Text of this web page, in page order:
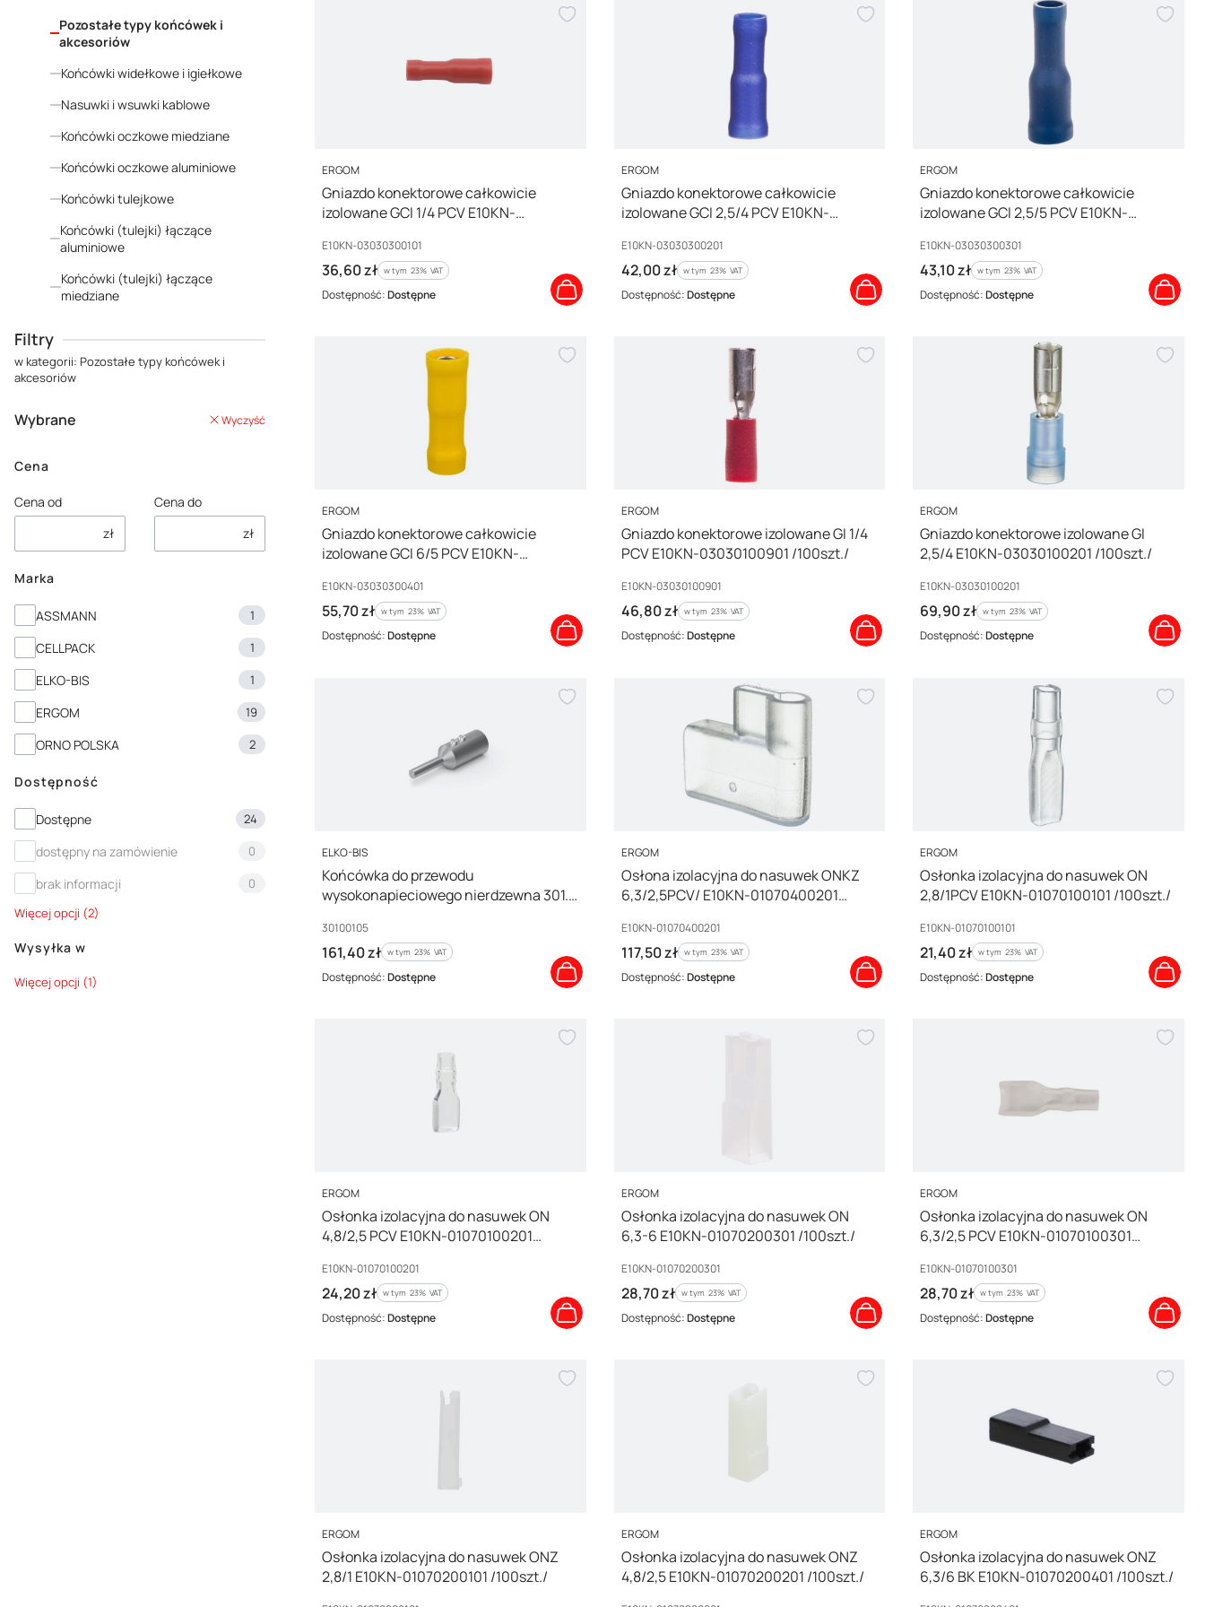
Pozostałe typy końcówek i
akcesoriów
Końcówki widełkowe i igiełkowe
Nasuwki i wsuwki kablowe
Końcówki oczkowe miedziane
Końcówki oczkowe aluminiowe
Końcówki tulejkowe
Końcówki (tulejki) łączące
aluminiowe
Końcówki (tulejki) łączące
miedziane
Filtry
w kategorii: Pozostałe typy końcówek i
akcesoriów
Wybrane Wyczyść
Cena
Cena od
zł
Cena do
zł
Marka
Marka
ASSMANN 1
CELLPACK 1
ELKO-BIS 1
ERGOM 19
ORNO POLSKA 2
Dostępność
Dostępność
Dostępne 24
dostępny na zamówienie 0
brak informacji
0
Więcej opcji (2)
Wysyłka w
Wysyłka w
Więcej opcji (1)
PRODUCENT
ERGOM
Gniazdo konektorowe całkowicie
izolowane GCI 1/4 PCV E10KN-
Kod producenta
E10KN-03030300101
Cena brutto
36,60 zł w tym %s VAT
w tym 23% VAT
Dostępność:Dostępne
PRODUCENT
ERGOM
Gniazdo konektorowe całkowicie
izolowane GCI 2,5/4 PCV E10KN-
Kod producenta
E10KN-03030300201
Cena brutto
42,00 zł w tym %s VAT
w tym 23% VAT
Dostępność:Dostępne
PRODUCENT
ERGOM
Gniazdo konektorowe całkowicie
izolowane GCI 2,5/5 PCV E10KN-
Kod producenta
E10KN-03030300301
Cena brutto
43,10 zł w tym %s VAT
w tym 23% VAT
Dostępność:Dostępne
PRODUCENT
ERGOM
Gniazdo konektorowe całkowicie
izolowane GCI 6/5 PCV E10KN-
Kod producenta
E10KN-03030300401
Cena brutto
55,70 zł w tym %s VAT
w tym 23% VAT
Dostępność:Dostępne
PRODUCENT
ERGOM
Gniazdo konektorowe izolowane GI 1/4
PCV E10KN-03030100901 /100szt./
Kod producenta
E10KN-03030100901
Cena brutto
46,80 zł w tym %s VAT
w tym 23% VAT
Dostępność:Dostępne
PRODUCENT
ERGOM
Gniazdo konektorowe izolowane GI
2,5/4 E10KN-03030100201 /100szt./
Kod producenta
E10KN-03030100201
Cena brutto
69,90 zł w tym %s VAT
w tym 23% VAT
Dostępność:Dostępne
PRODUCENT
ELKO-BIS
Końcówka do przewodu
wysokonapieciowego nierdzewna 301.1
Kod producenta
30100105
Cena brutto
161,40 zł w tym %s VAT
w tym 23% VAT
Dostępność:Dostępne
PRODUCENT
ERGOM
Osłona izolacyjna do nasuwek ONKZ
6,3/2,5PCV/ E10KN-01070400201
Kod producenta
E10KN-01070400201
Cena brutto
117,50 zł w tym %s VAT
w tym 23% VAT
Dostępność:Dostępne
PRODUCENT
ERGOM
Osłonka izolacyjna do nasuwek ON
2,8/1PCV E10KN-01070100101 /100szt./
Kod producenta
E10KN-01070100101
Cena brutto
21,40 zł w tym %s VAT
w tym 23% VAT
Dostępność:Dostępne
PRODUCENT
ERGOM
Osłonka izolacyjna do nasuwek ON
4,8/2,5 PCV E10KN-01070100201
Kod producenta
E10KN-01070100201
Cena brutto
24,20 zł w tym %s VAT
w tym 23% VAT
Dostępność:Dostępne
PRODUCENT
ERGOM
Osłonka izolacyjna do nasuwek ON
6,3-6 E10KN-01070200301 /100szt./
Kod producenta
E10KN-01070200301
Cena brutto
28,70 zł w tym %s VAT
w tym 23% VAT
Dostępność:Dostępne
PRODUCENT
ERGOM
Osłonka izolacyjna do nasuwek ON
6,3/2,5 PCV E10KN-01070100301
Kod producenta
E10KN-01070100301
Cena brutto
28,70 zł w tym %s VAT
w tym 23% VAT
Dostępność:Dostępne
PRODUCENT
ERGOM
Osłonka izolacyjna do nasuwek ONZ
2,8/1 E10KN-01070200101 /100szt./
PRODUCENT
ERGOM
Osłonka izolacyjna do nasuwek ONZ
4,8/2,5 E10KN-01070200201 /100szt./
PRODUCENT
ERGOM
Osłonka izolacyjna do nasuwek ONZ
6,3/6 BK E10KN-01070200401 /100szt./